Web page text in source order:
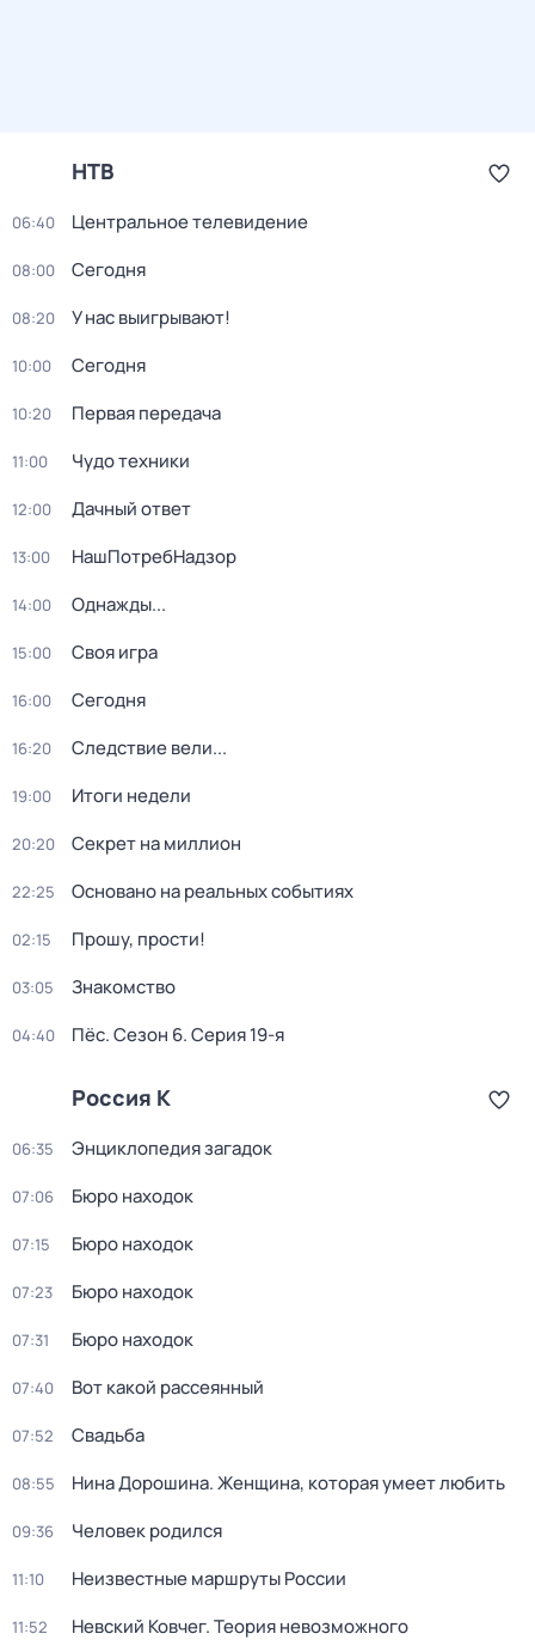
НТВ
06:40 Центральное телевидение
08:00 Сегодня
08:20 У нас выигрывают!
10:00 Сегодня
10:20 Первая передача
11:00 Чудо техники
12:00 Дачный ответ
13:00 НашПотребНадзор
14:00 Однажды...
15:00 Своя игра
16:00 Сегодня
16:20 Следствие вели...
19:00 Итоги недели
20:20 Секрет на миллион
22:25 Основано на реальных событиях
02:15 Прошу, прости!
03:05 Знакомство
04:40 Пёс. Сезон 6. Серия 19-я
Россия К
06:35 Энциклопедия загадок
07:06 Бюро находок
07:15 Бюро находок
07:23 Бюро находок
07:31 Бюро находок
07:40 Вот какой рассеянный
07:52 Свадьба
08:55 Нина Дорошина. Женщина, которая умеет любить
09:36 Человек родился
11:10 Неизвестные маршруты России
11:52 Невский Ковчег. Теория невозможного